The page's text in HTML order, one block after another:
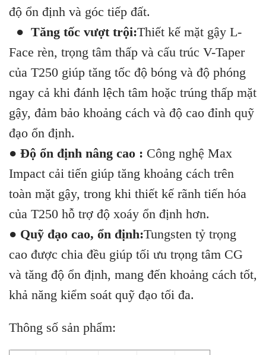
độ ổn định và góc tiếp đất.
● Tăng tốc vượt trội:Thiết kế mặt gậy L-
Face rèn, trọng tâm thấp và cấu trúc V-Taper
của T250 giúp tăng tốc độ bóng và độ phóng
ngay cả khi đánh lệch tâm hoặc trúng thấp mặt
gậy, đảm bảo khoảng cách và độ cao đỉnh quỹ
đạo ổn định.
● Độ ổn định nâng cao : Công nghệ Max
Impact cải tiến giúp tăng khoảng cách trên
toàn mặt gậy, trong khi thiết kế rãnh tiến hóa
của T250 hỗ trợ độ xoáy ổn định hơn.
● Quỹ đạo cao, ổn định:Tungsten tỷ trọng
cao được chia đều giúp tối ưu trọng tâm CG
và tăng độ ổn định, mang đến khoảng cách tốt,
khả năng kiểm soát quỹ đạo tối đa.
Thông số sản phẩm: